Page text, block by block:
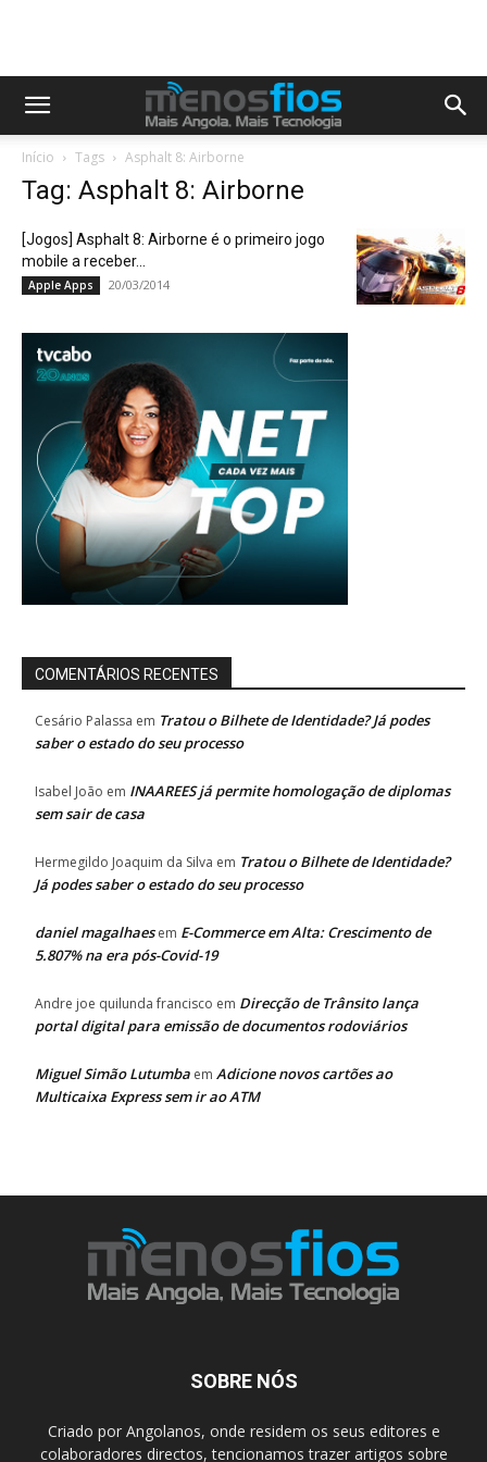
Início Tags Asphalt 8: Airborne
Tag: Asphalt 8: Airborne
[Jogos] Asphalt 8: Airborne é o primeiro jogo
mobile a receber...
Apple Apps 20/03/2014
COMENTÁRIOS RECENTES
Cesário Palassa em Tratou o Bilhete de Identidade? Já podes
saber o estado do seu processo
Isabel João em INAAREES já permite homologação de diplomas
sem sair de casa
Hermegildo Joaquim da Silva em Tratou o Bilhete de Identidade?
Já podes saber o estado do seu processo
daniel magalhaesem E-Commerce em Alta: Crescimento de
5.807% na era pós-Covid-19
Andre joe quilunda francisco em Direcção de Trânsito lança
portal digital para emissão de documentos rodoviários
Miguel Simão Lutumba em Adicione novos cartões ao
Multicaixa Express sem ir ao ATM
SOBRE NÓS
Criado por Angolanos, onde residem os seus editores e
colaboradores directos, tencionamos trazer artigos sobre